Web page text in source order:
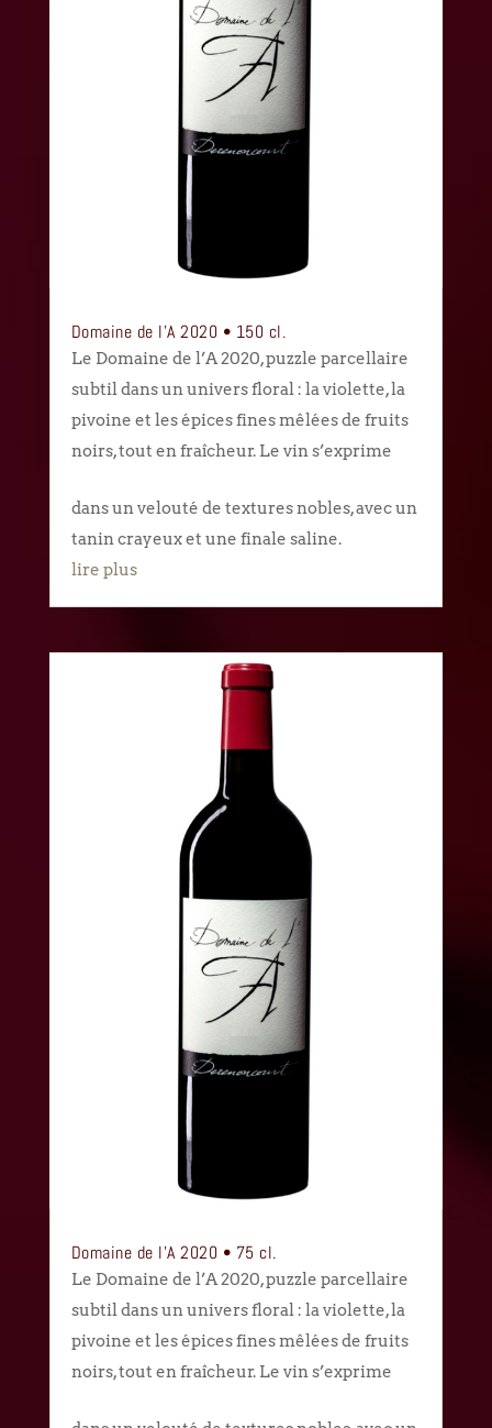
Domaine de l’A 2020 • 150 cl.
Le Domaine de l’A 2020, puzzle parcellaire
subtil dans un univers floral : la violette, la
pivoine et les épices fines mêlées de fruits
noirs, tout en fraîcheur. Le vin s’exprime
dans un velouté de textures nobles, avec un
tanin crayeux et une finale saline.
lire plus
Domaine de l’A 2020 • 75 cl.
Le Domaine de l’A 2020, puzzle parcellaire
subtil dans un univers floral : la violette, la
pivoine et les épices fines mêlées de fruits
noirs, tout en fraîcheur. Le vin s’exprime